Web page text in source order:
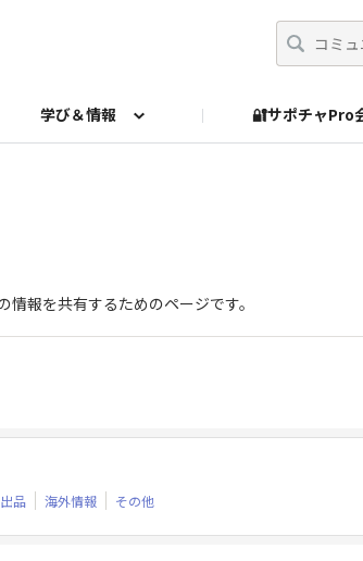
学び＆情報 🔐サポチャPro
報を共有するためのページです。
出品 海外情報 その他